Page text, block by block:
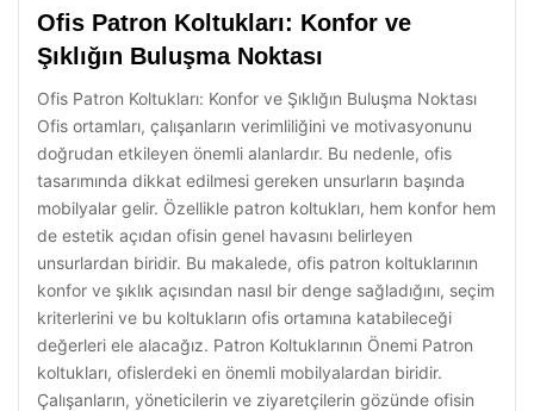
Ofis Patron Koltukları: Konfor ve
Şıklığın Buluşma Noktası
Ofis Patron Koltukları: Konfor ve Şıklığın Buluşma Noktası
Ofis ortamları, çalışanların verimliliğini ve motivasyonunu
doğrudan etkileyen önemli alanlardır. Bu nedenle, ofis
tasarımında dikkat edilmesi gereken unsurların başında
mobilyalar gelir. Özellikle patron koltukları, hem konfor hem
de estetik açıdan ofisin genel havasını belirleyen
unsurlardan biridir. Bu makalede, ofis patron koltuklarının
konfor ve şıklık açısından nasıl bir denge sağladığını, seçim
kriterlerini ve bu koltukların ofis ortamına katabileceği
değerleri ele alacağız. Patron Koltuklarının Önemi Patron
koltukları, ofislerdeki en önemli mobilyalardan biridir.
Çalışanların, yöneticilerin ve ziyaretçilerin gözünde ofisin